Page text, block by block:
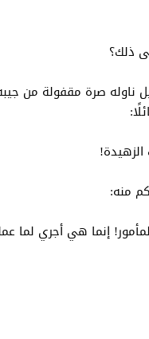
ذلك؟
ناوله صرة مقفولة من
الزهيدة!
منه:
إنما هي أجري لما